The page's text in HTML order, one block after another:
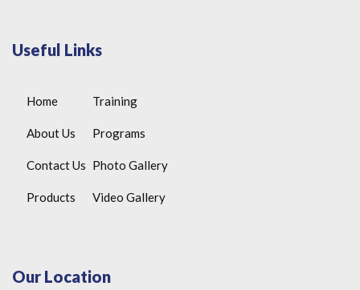
Useful Links
Home
About Us
Contact Us
Products
Training
Programs
Photo Gallery
Video Gallery
Our Location